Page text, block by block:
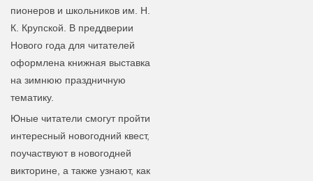
пионеров и школьников им. Н.
К. Крупской. В преддверии
Нового года для читателей
оформлена книжная выставка
на зимнюю праздничную
тематику.
Юные читатели смогут пройти
интересный новогодний квест,
поучаствуют в новогодней
викторине, а также узнают, как